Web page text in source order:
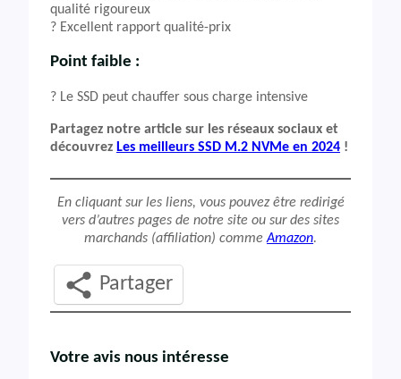
qualité rigoureux
? Excellent rapport qualité-prix
Point faible :
? Le SSD peut chauffer sous charge intensive
Partagez notre article sur les réseaux sociaux et
découvrez Les meilleurs SSD M.2 NVMe en 2024 !
En cliquant sur les liens, vous pouvez être redirigé
vers d’autres pages de notre site ou sur des sites
marchands (affiliation) commeAmazon.
Partager
Votre avis nous intéresse